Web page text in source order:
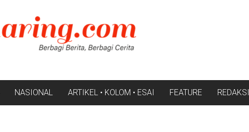
NASIONAL ARTIKEL • KOLOM • ESAI FEATURE REDAKSI